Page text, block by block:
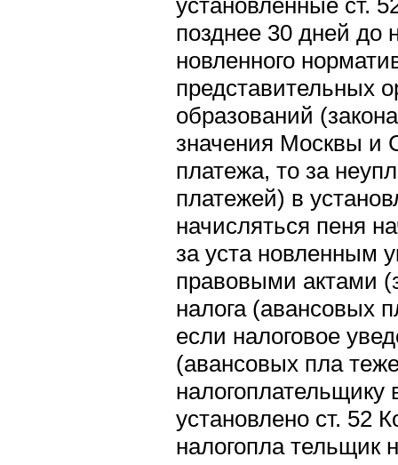
установленные ст.
позднее 30 дней до
новленного
представительных
образований
значения Москвы и
платежа, то за
платежей) в
начисляться пеня
за уста новленным
правовыми актами
налога (авансовых
если налоговое
(авансовых пла
налогоплательщику
установлено ст. 52
налогопла тельщик